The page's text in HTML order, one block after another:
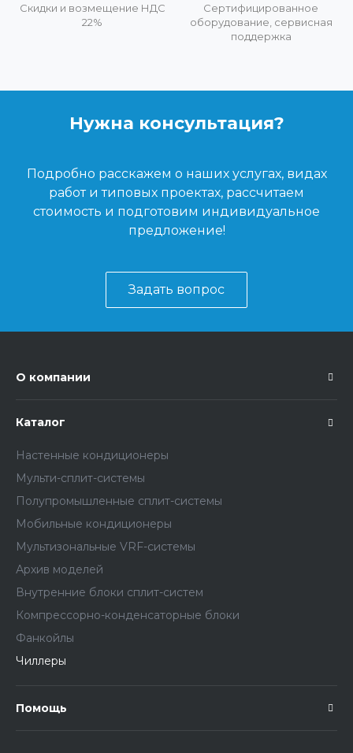
Скидки и возмещение НДС
22%
Сертифицированное
оборудование, сервисная
поддержка
Нужна консультация?
Подробно расскажем о наших услугах, видах
работ и типовых проектах, рассчитаем
стоимость и подготовим индивидуальное
предложение!
Задать вопрос
О компании
Каталог
Настенные кондиционеры
Мульти-сплит-системы
Полупромышленные сплит-системы
Мобильные кондиционеры
Мультизональные VRF-системы
Архив моделей
Внутренние блоки сплит-систем
Компрессорно-конденсаторные блоки
Фанкойлы
Чиллеры
Помощь